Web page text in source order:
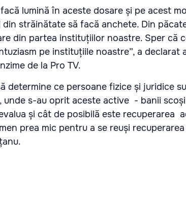
lumină în aceste dosare și pe acest
străinătate să facă anchete. Din
din partea instituțiilor noastre. Sper că
pe instituțiile noastre”, a declarat
de la Pro TV.
determine ce persoane fizice și juridice
s-au oprit aceste active - banii
și cât de posibilă este recuperarea
prea mic pentru a se reuși